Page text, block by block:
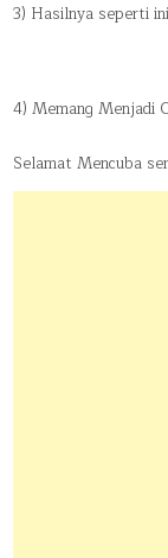
3) Hasilnya seperti
4) Memang Menjadi
Selamat Mencuba